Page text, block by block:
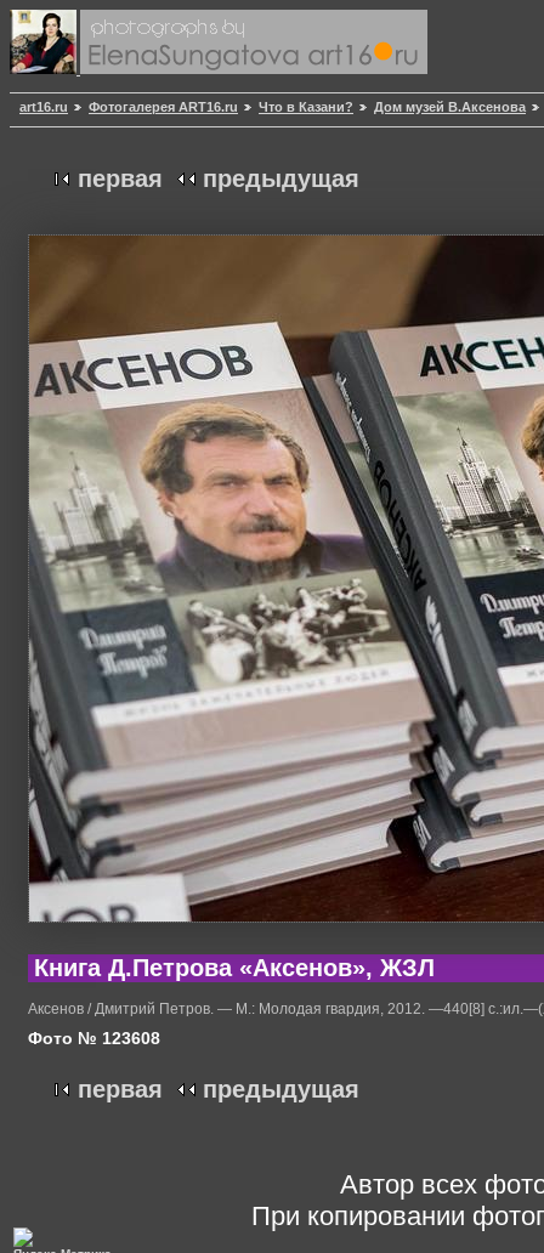
art16.ru Фотогалерея ART16.ru Что в Казани? Дом музей В.Аксенова
первая предыдущая
Книга Д.Петрова «Аксенов», ЖЗЛ
Аксенов / Дмитрий Петров. — М.: Молодая гвардия, 2012. —440[8]
Фото № 123608
первая предыдущая
Автор всех
При копировании